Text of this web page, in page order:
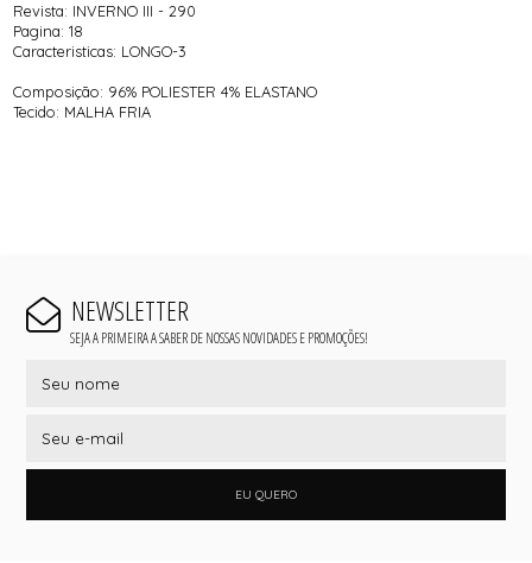
Revista: INVERNO III - 290
Pagina: 18
Caracteristicas: LONGO-3
Composição: 96% POLIESTER 4% ELASTANO
Tecido: MALHA FRIA
NEWSLETTER
SEJA A PRIMEIRA A SABER DE NOSSAS NOVIDADES E PROMOÇÕES!
EU QUERO